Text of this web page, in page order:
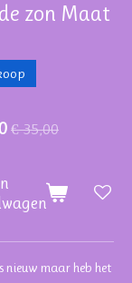
zon Maat
€ 35,00
nieuw maar heb het